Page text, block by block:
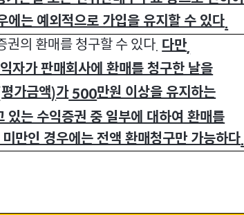
에는 예외적으로 가입을 유지할 수 있다.
권의 환매를 청구할 수 있다.다만,
자가 판매회사에 환매를 청구한 날을
평가금액)가500만원 이상을 유지하는
있는 수익증권 중 일부에 대하여 환매를
만인 경우에는 전액 환매청구만 가능하다.